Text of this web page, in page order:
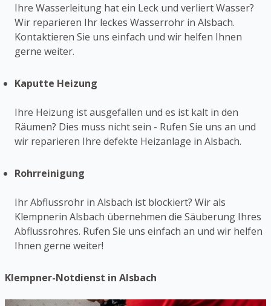
Ihre Wasserleitung hat ein Leck und verliert Wasser?
Wir reparieren Ihr leckes Wasserrohr in Alsbach.
Kontaktieren Sie uns einfach und wir helfen Ihnen
gerne weiter.
Kaputte Heizung
Ihre Heizung ist ausgefallen und es ist kalt in den
Räumen? Dies muss nicht sein - Rufen Sie uns an und
wir reparieren Ihre defekte Heizanlage in Alsbach.
Rohrreinigung
Ihr Abflussrohr in Alsbach ist blockiert? Wir als
Klempnerin Alsbach übernehmen die Säuberung Ihres
Abflussrohres. Rufen Sie uns einfach an und wir helfen
Ihnen gerne weiter!
Klempner-Notdienst in Alsbach